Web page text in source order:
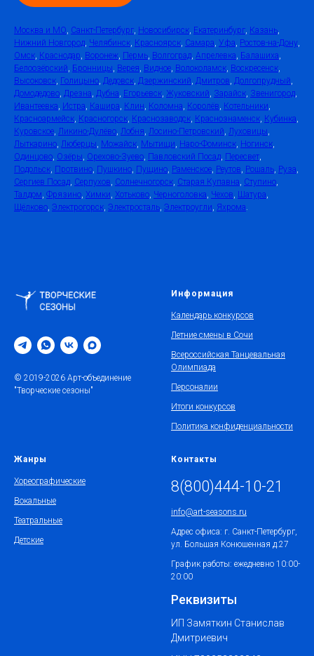
Москва и МО, Санкт-Петербург, Новосибирск, Екатеринбург, Казань,
Нижний Новгород, Челябинск, Красноярск, Самара, Уфа, Ростов-на-Дону,
Омск, Краснодар, Воронеж, Пермь, Волгоград, Апрелевка, Балашиха,
Белоозёрский, Бронницы, Верея, Видное, Волоколамск, Воскресенск,
Высоковск, Голицыно, Дедовск, Дзержинский, Дмитров, Долгопрудный,
Домодедово, Дрезна, Дубна, Егорьевск, Жуковский, Зарайск, Звенигород,
Ивантеевка, Истра, Кашира, Клин, Коломна, Королёв, Котельники,
Красноармейск, Красногорск, Краснозаводск, Краснознаменск, Кубинка,
Куровское, Ликино-Дулёво, Лобня, Лосино-Петровский, Луховицы,
Лыткарино, Люберцы, Можайск, Мытищи, Наро-Фоминск, Ногинск,
Одинцово, Озёры, Орехово-Зуево, Павловский Посад, Пересвет,
Подольск, Протвино, Пушкино, Пущино, Раменское, Реутов, Рошаль, Руза,
Сергиев Посад, Серпухов, Солнечногорск, Старая Купавна, Ступино,
Талдом, Фрязино, Химки, Хотьково, Черноголовка, Чехов, Шатура,
Щёлково, Электрогорск, Электросталь, Электроугли, Яхрома.
© 2019-2026 Арт-объединение
"Творческие сезоны"
Информация
Календарь конкурсов
Летние смены в Сочи
Всероссийская Танцевальная
Олимпиада
Персоналии
Итоги конкурсов
Политика конфиденциальности
Жанры
Хореографические
Вокальные
Театральные
Детские
Контакты
8(800)444-10-21
info@art-seasons.ru
Адрес офиса: г. Санкт-Петербург,
ул. Большая Конюшенная д.27
График работы: ежедневно 10:00-
20:00
Реквизиты
ИП Замяткин Станислав
Дмитриевич